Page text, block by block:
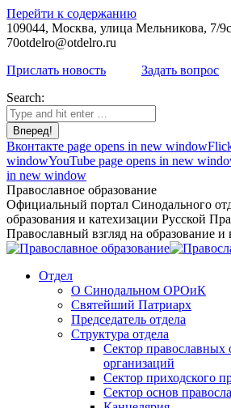
Перейти к содержанию
109044, Москва, улица Мельникова, 7/
70otdelro@otdelro.ru
Прислать новость
Задать вопрос
Search:
Вконтакте page opens in new window
windowYouTube page opens in new
in new window
Православное образование
Официальный портал Синодального
образования и катехизации Русской
Православный взгляд на образование и
Отдел
О Синодальном ОРОиК
Святейший Патриарх
Председатель отдела
Структура отдела
Сектор православных
организаций
Сектор приходского
Сектор основ